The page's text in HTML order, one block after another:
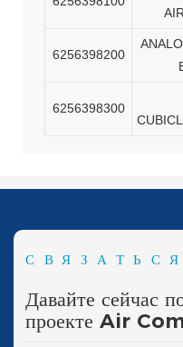
6256398200
6256398300
Давайте сейчас
проекте Air